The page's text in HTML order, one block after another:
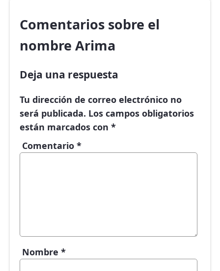
Comentarios sobre el
nombre Arima
Deja una respuesta
Tu dirección de correo electrónico no
será publicada. Los campos obligatorios
están marcados con *
Comentario *
Nombre *